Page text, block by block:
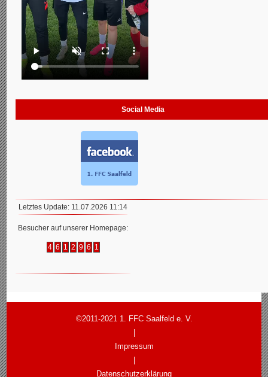
Social Media
Letztes Update: 11.07.2026 11:14
Besucher auf unserer Homepage:
4 6 1 2 9 6 1
©2011-2021 1. FFC Saalfeld e. V.
Impressum
Datenschutzerklärung